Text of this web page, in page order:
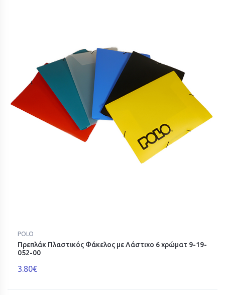
POLO
Πρεπλάκ Πλαστικός Φάκελος με Λάστιχο 6 χρώματ 9-19-
052-00
3.80€